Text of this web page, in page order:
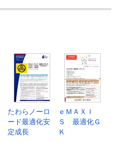
たわらノーロ
ード最適化安
定成長
ｅＭＡＸＩ
Ｓ 最適化Ｇ
Ｋ